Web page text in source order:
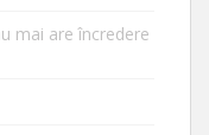
mai are încredere